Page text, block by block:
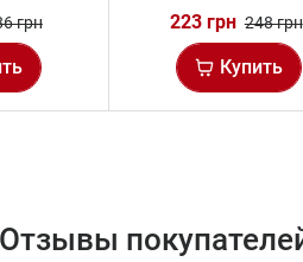
грн 223 грн 248 грн
Купить
Отзывы